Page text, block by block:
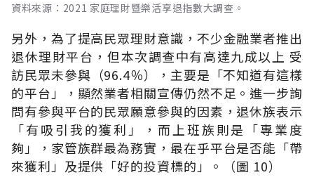
資料來源：2021 家庭理財暨樂活享退指數大調查。
另外，為了提高民眾理財意識，不少金融業者推出
退休理財平台，但本次調查中有高達九成以上 受
訪民眾未參與（96.4％），主要是「不知道有這樣
的平台」，顯然業者相關宣傳仍然不足。進一步詢
問有參與平台的民眾願意參與的因素，退休族表示
「有吸引我的獲利」，而上班族則是「專業度
夠」，家管族群最為務實，最在乎平台是否能「帶
來獲利」及提供「好的投資標的」。（圖 10）